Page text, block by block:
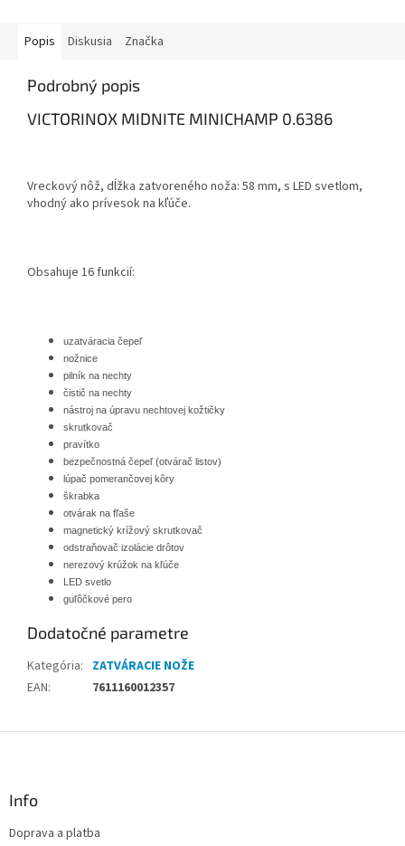
Popis Diskusia Značka
Podrobný popis
VICTORINOX MIDNITE MINICHAMP 0.6386
Vreckový nôž, dĺžka zatvoreného noža: 58 mm, s LED svetlom,
vhodný ako prívesok na kľúče.
Obsahuje 16 funkcií:
uzatváracia čepeľ
nožnice
pilník na nechty
čistič na nechty
nástroj na úpravu nechtovej kožtičky
skrutkovač
pravítko
bezpečnostná čepeľ (otvárač listov)
lúpač pomerančovej kôry
škrabka
otvárak na fľaše
magnetický krížový skrutkovač
odstraňovač izolácie drôtov
nerezový krúžok na kľúče
LED svetlo
guľôčkové pero
Dodatočné parametre
Kategória: ZATVÁRACIE NOŽE
EAN: 7611160012357
Info
Doprava a platba